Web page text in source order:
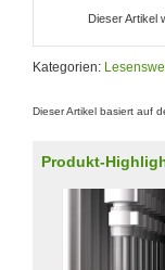
Dieser Artikel
Kategorien:
Dieser Artikel basiert auf
Produkt-